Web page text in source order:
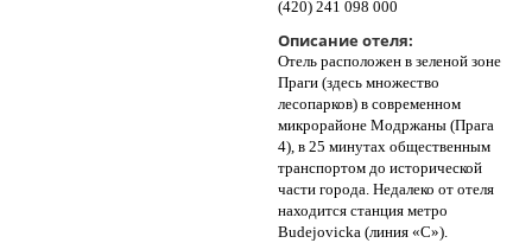
(420) 241 098 000
Описание отеля:
Отель расположен в зеленой зоне
Праги (здесь множество
лесопарков) в современном
микрорайоне Модржаны (Прага
4), в 25 минутах общественным
транспортом до исторической
части города. Недалеко от отеля
находится станция метро
Budejovicka (линия «C»).